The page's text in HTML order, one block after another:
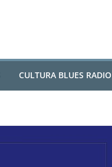
CULTURA BLUES RADIO